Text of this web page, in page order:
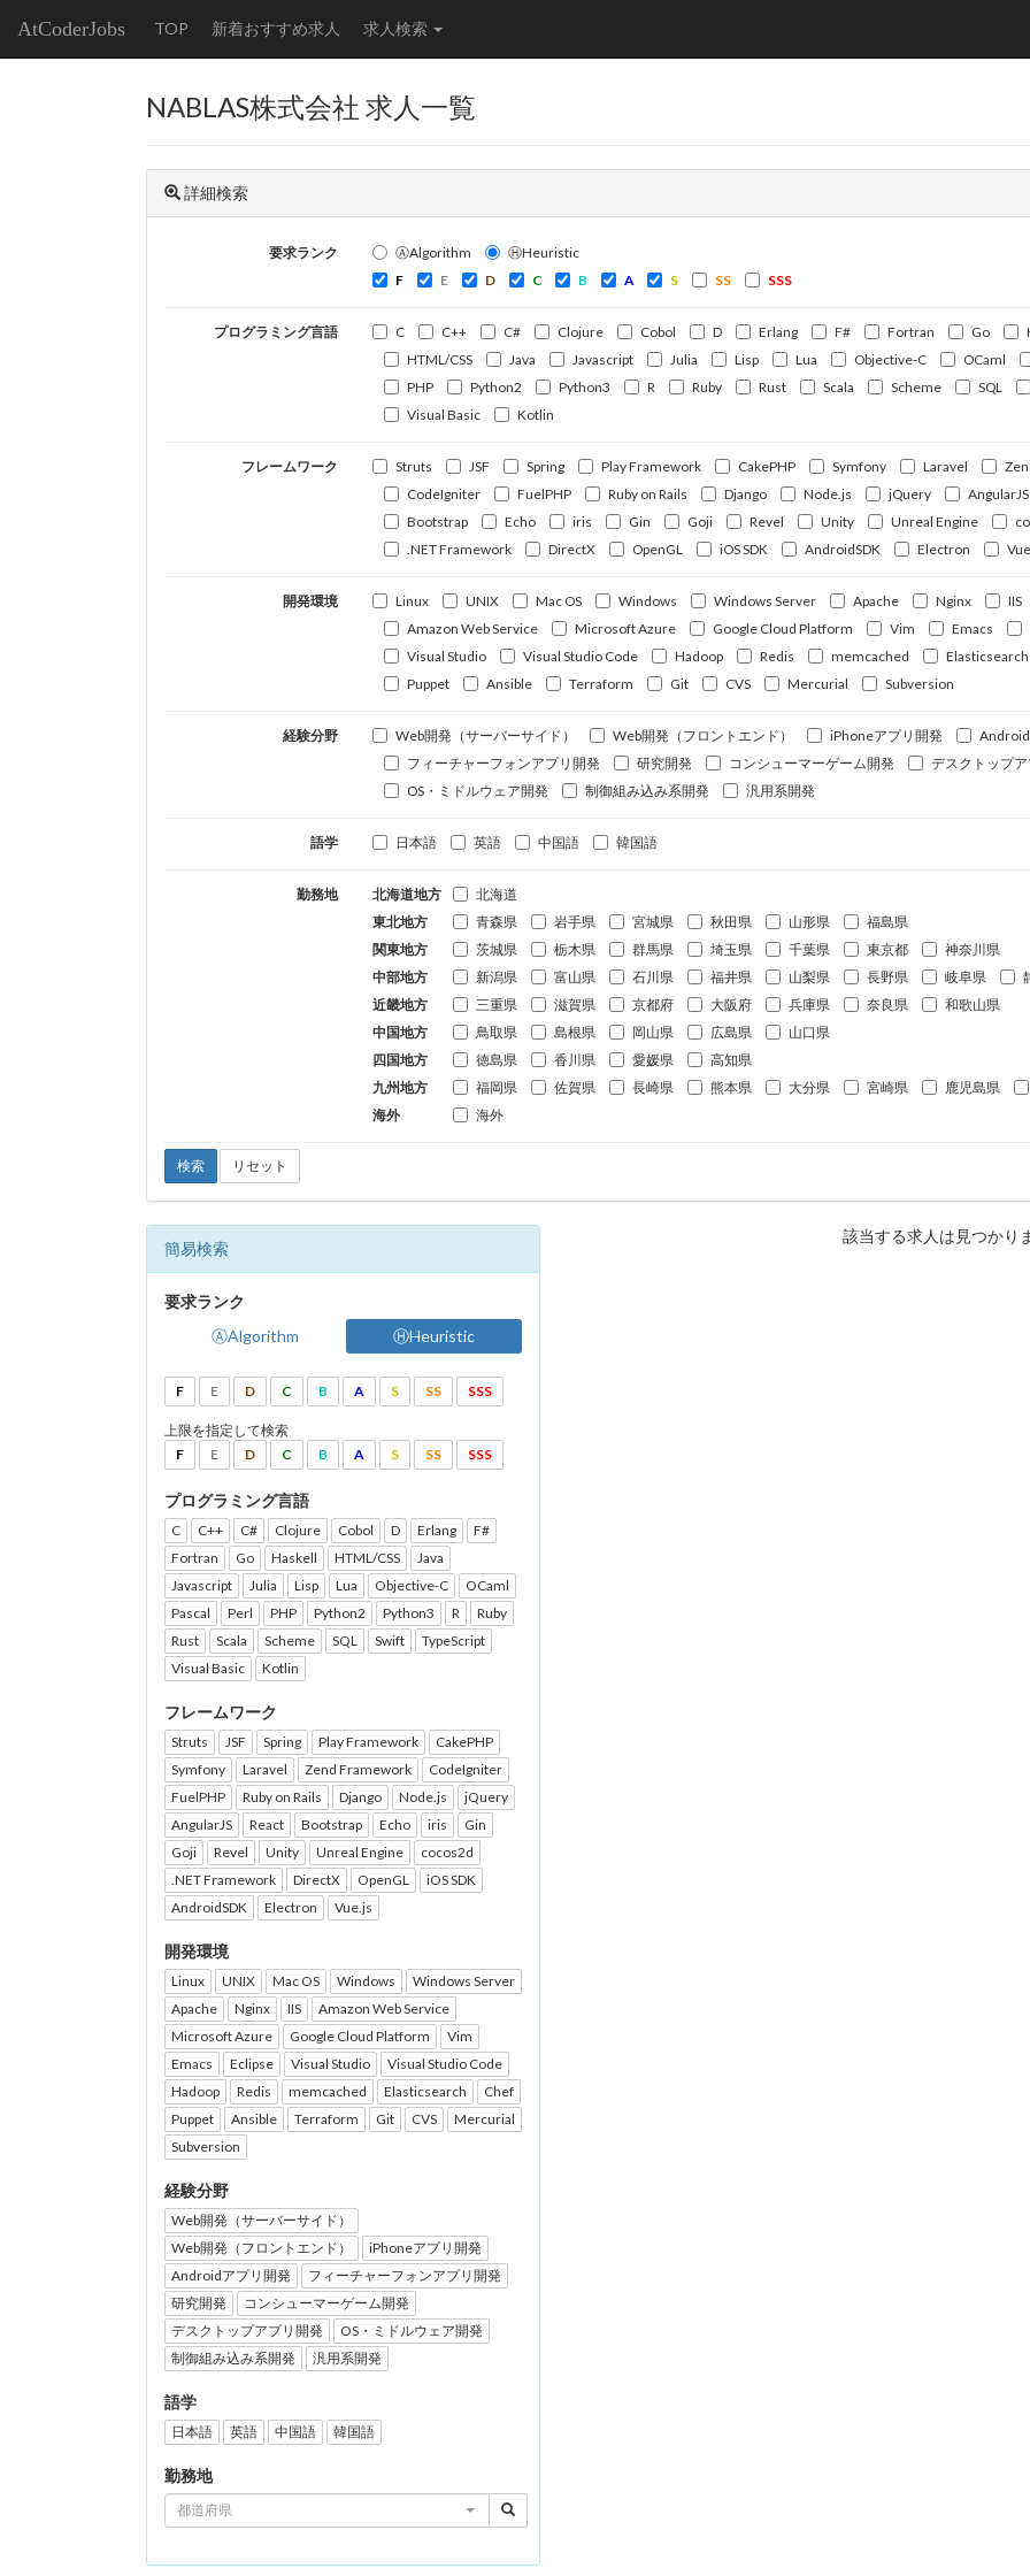
AtCoderJobs TOP 新着おすすめ求人 求人検索
NABLAS株式会社 求人一覧
詳細検索
要求ランク ⒶAlgorithm
ⒽHeuristic
F
E D C B A S SS SSS
プログラミング言語 C C++ C# Clojure Cobol D Erlang F# Fortran Go
HTML/CSS
Java Javascript Julia Lisp Lua Objective-C OCaml
PHP
Python2 Python3 R Ruby Rust Scala Scheme SQL
Visual Basic
Kotlin
フレームワーク Struts JSF Spring Play Framework CakePHP Symfony Laravel
CodeIgniter
FuelPHP Ruby on Rails Django Node.js jQuery AngularJS
Bootstrap
Echo iris Gin Goji Revel Unity Unreal Engine
.NET Framework
DirectX OpenGL iOS SDK AndroidSDK Electron
開発環境 Linux UNIX Mac OS Windows Windows Server Apache Nginx
IIS
Amazon Web Service
Microsoft Azure Google Cloud Platform Vim Emacs
Visual Studio
Visual Studio Code Hadoop Redis memcached Elasticsearch
Puppet
Ansible Terraform Git CVS Mercurial Subversion
経験分野 Web開発（サーバーサイド） Web開発（フロントエンド） iPhoneアプリ開発
フィーチャーフォンアプリ開発
研究開発 コンシューマーゲーム開発
デスクトップ
OS・ミドルウェア開発
制御組み込み系開発 汎用系開発
語学 日本語 英語 中国語 韓国語
勤務地 北海道地方
北海道
東北地方
青森県 岩手県 宮城県 秋田県 山形県
福島県
関東地方
茨城県 栃木県 群馬県 埼玉県 千葉県 東京都
神奈川県
中部地方
新潟県 富山県 石川県 福井県 山梨県 長野県 岐阜県
近畿地方
三重県 滋賀県 京都府 大阪府 兵庫県 奈良県
和歌山県
中国地方
鳥取県 島根県 岡山県 広島県
山口県
四国地方
徳島県 香川県 愛媛県
高知県
九州地方
福岡県 佐賀県 長崎県 熊本県 大分県 宮崎県 鹿児島県
海外
海外
検索 リセット
簡易検索
要求ランク
ⒶAlgorithm
ⒽHeuristic
F E D C B A S SS SSS
上限を指定して検索
F
E D C B A S SS SSS
プログラミング言語
C C++ C# Clojure Cobol D Erlang
F#
Fortran
Go Haskell HTML/CSS
Java
Javascript
Julia Lisp Lua Objective-C
OCaml
Pascal
Perl PHP Python2 Python3 R
Ruby
Rust
Scala Scheme SQL Swift
TypeScript
Visual Basic
Kotlin
フレームワーク
Struts JSF Spring Play Framework
CakePHP
Symfony
Laravel Zend Framework
CodeIgniter
FuelPHP
Ruby on Rails Django Node.js
jQuery
AngularJS
React Bootstrap Echo iris
Gin
Goji
Revel Unity Unreal Engine
cocos2d
.NET Framework
DirectX OpenGL
iOS SDK
AndroidSDK
Electron Vue.js
開発環境
Linux UNIX Mac OS Windows
Windows Server
Apache
Nginx IIS
Amazon Web Service
Microsoft Azure
Google Cloud Platform
Vim
Emacs
Eclipse Visual Studio
Visual Studio Code
Hadoop
Redis memcached Elasticsearch
Chef
Puppet
Ansible Terraform Git CVS
Mercurial
Subversion
経験分野
Web開発（サーバーサイド）
Web開発（フロントエンド）
iPhoneアプリ開発
Androidアプリ開発
フィーチャーフォンアプリ開発
研究開発
コンシューマーゲーム開発
デスクトップアプリ開発
OS・ミドルウェア開発
制御組み込み系開発
汎用系開発
語学
日本語 英語 中国語 韓国語
勤務地
都道府県
該当する求人は見つかり